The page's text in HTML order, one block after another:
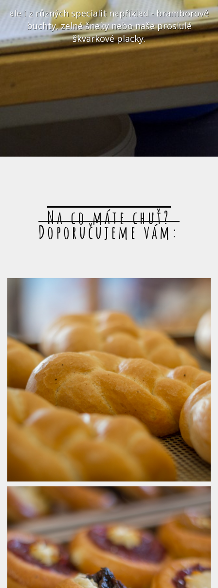
ale i z různých specialit například - bramborové
buchty, zelné šneky nebo naše proslulé
škvarkové placky.
Na co máte chuť?
Doporučujeme vám: